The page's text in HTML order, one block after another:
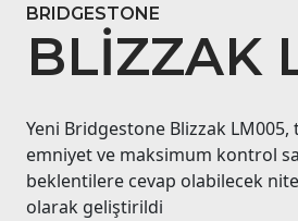
BRIDGESTONE
BLIZZAK
Yeni Bridgestone Blizzak LM005,
emniyet ve maksimum kontrol
beklentilere cevap olabilecek
olarak geliştirildi